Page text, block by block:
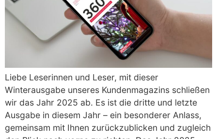
Liebe Leserinnen und Leser, mit dieser
Winterausgabe unseres Kundenmagazins schließen
wir das Jahr 2025 ab. Es ist die dritte und letzte
Ausgabe in diesem Jahr – ein besonderer Anlass,
gemeinsam mit Ihnen zurückzublicken und zugleich